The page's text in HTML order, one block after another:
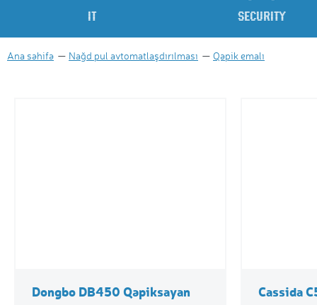
IT Security
Ana səhifə Nağd pul avtomatlaşdırılması Qəpik emalı
Dongbo DB450 Qəpiksayan Cassida